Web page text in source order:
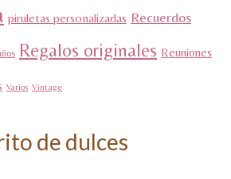
piruletas personalizadas Recuerdos
Regalos originales Reuniones
Varios Vintage
de dulces